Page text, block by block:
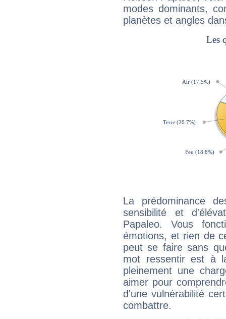
modes dominants,
planètes et angles
La prédominance
sensibilité et
Papaleo. Vous
émotions, et rien de
peut se faire sans
mot ressentir est à
pleinement une
aimer pour
d'une vulnérabilité
combattre.